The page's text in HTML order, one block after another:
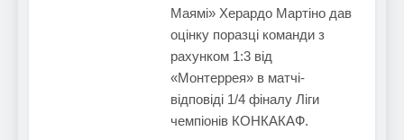
Маямі» Херардо Мартіно дав
оцінку поразці команди з
рахунком 1:3 від
«Монтеррея» в матчі-
відповіді 1/4 фіналу Ліги
чемпіонів КОНКАКАФ.